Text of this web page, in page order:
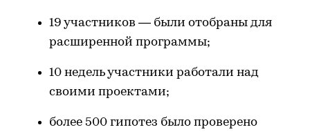
19 участников — были отобраны для
расширенной программы;
10 недель участники работали над
своими проектами;
более 500 гипотез было проверено